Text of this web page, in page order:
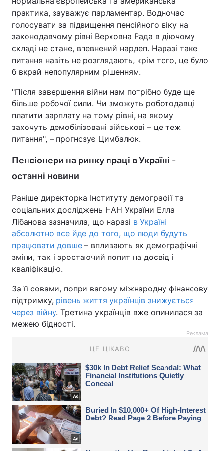
практика, зауважує парламентар. Водночас
голосувати за підвищення пенсійного віку на
законодавчому рівні Верховна Рада в діючому
складі не стане, впевнений нардеп. Наразі таке
питання навіть не розглядають, крім того, це було
б вкрай непопулярним рішенням.
"Після завершення війни нам потрібно буде ще
більше робочої сили. Чи зможуть роботодавці
платити зарплату на тому рівні, на якому
захочуть демобілізовані військові – це теж
питання", – прогнозує Цимбалюк.
Пенсіонери на ринку праці в Україні -
останні новини
Раніше директорка Інституту демографії та
соціальних досліджень НАН України Елла
Лібанова зазначила, що наразі в Україні
абсолютно все йде до того, що люди будуть
працювати довше – впливають як демографічні
зміни, так і зростаючий попит на досвід і
кваліфікацію.
За її совами, попри вагому міжнародну фінансову
підтримку, рівень життя українців знижується
через війну. Третина українців вже опинилася за
межею бідності.
Реклама